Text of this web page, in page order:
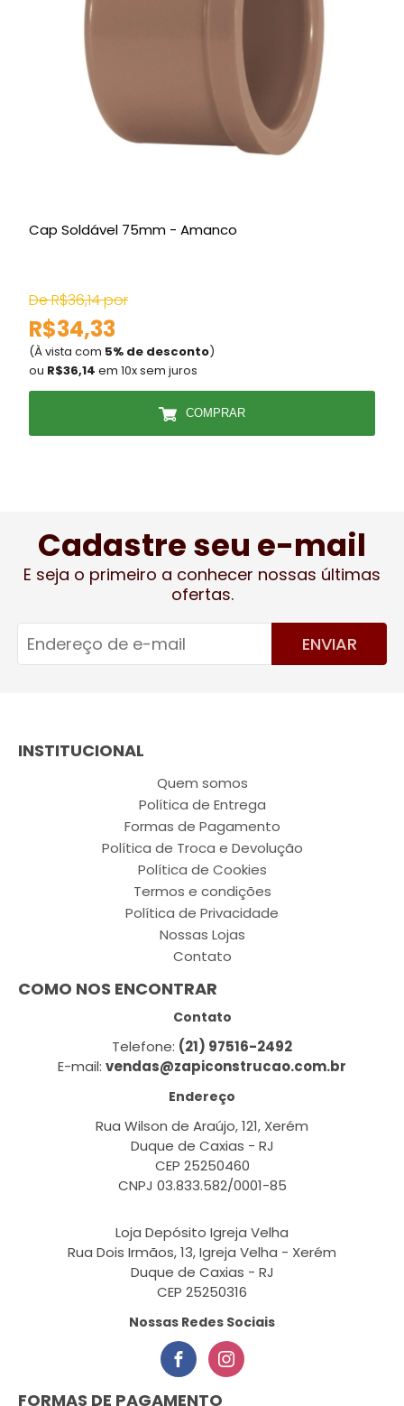
Cap Soldável 75mm - Amanco
De R$36,14 por
R$34,33
(À vista com 5% de desconto)
ou R$36,14 em 10x sem juros
COMPRAR
Cadastre seu e-mail
E seja o primeiro a conhecer nossas últimas
ofertas.
ENVIAR
INSTITUCIONAL
Quem somos
Política de Entrega
Formas de Pagamento
Política de Troca e Devolução
Política de Cookies
Termos e condições
Política de Privacidade
Nossas Lojas
Contato
COMO NOS ENCONTRAR
Contato
Telefone: (21) 97516-2492
E-mail: vendas@zapiconstrucao.com.br
Endereço
Rua Wilson de Araújo, 121, Xerém
Duque de Caxias - RJ
CEP 25250460
CNPJ 03.833.582/0001-85
Loja Depósito Igreja Velha
Rua Dois Irmãos, 13, Igreja Velha - Xerém
Duque de Caxias - RJ
CEP 25250316
Nossas Redes Sociais
FORMAS DE PAGAMENTO